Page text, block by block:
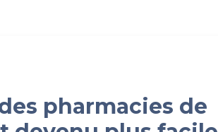
pharmacies de